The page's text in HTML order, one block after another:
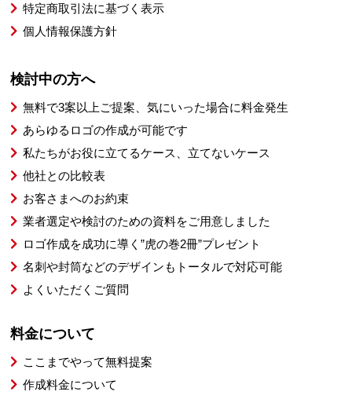
特定商取引法に基づく表示
個人情報保護方針
検討中の方へ
無料で3案以上ご提案、気にいった場合に料金発生
あらゆるロゴの作成が可能です
私たちがお役に立てるケース、立てないケース
他社との比較表
お客さまへのお約束
業者選定や検討のための資料をご用意しました
ロゴ作成を成功に導く”虎の巻2冊”プレゼント
名刺や封筒などのデザインもトータルで対応可能
よくいただくご質問
料金について
ここまでやって無料提案
作成料金について